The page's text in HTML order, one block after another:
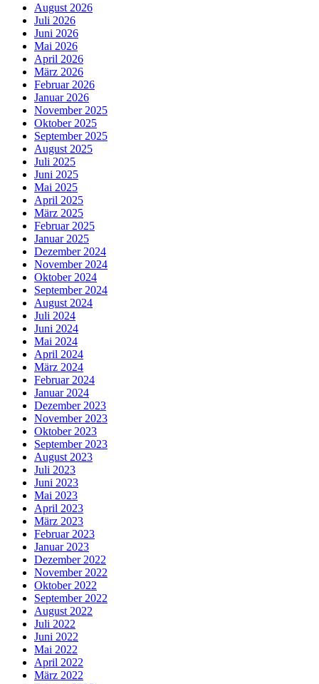
August 2026
Juli 2026
Juni 2026
Mai 2026
April 2026
März 2026
Februar 2026
Januar 2026
November 2025
Oktober 2025
September 2025
August 2025
Juli 2025
Juni 2025
Mai 2025
April 2025
März 2025
Februar 2025
Januar 2025
Dezember 2024
November 2024
Oktober 2024
September 2024
August 2024
Juli 2024
Juni 2024
Mai 2024
April 2024
März 2024
Februar 2024
Januar 2024
Dezember 2023
November 2023
Oktober 2023
September 2023
August 2023
Juli 2023
Juni 2023
Mai 2023
April 2023
März 2023
Februar 2023
Januar 2023
Dezember 2022
November 2022
Oktober 2022
September 2022
August 2022
Juli 2022
Juni 2022
Mai 2022
April 2022
März 2022